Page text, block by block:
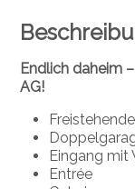
Endlich daheim
AG!
Eingang mit
Entrée